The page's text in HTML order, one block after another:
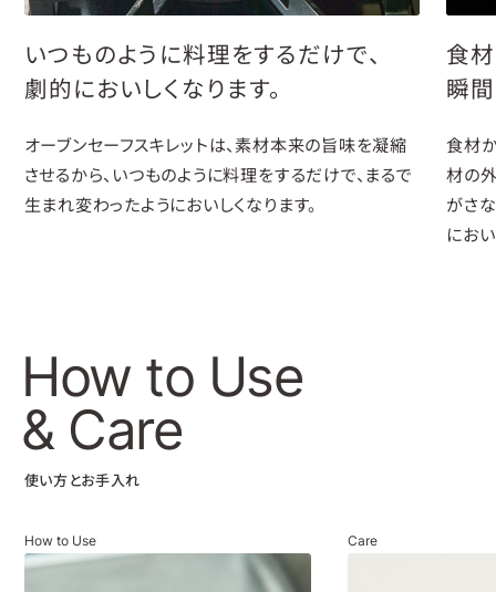
いつものように料理をするだけで、
劇的においしくなります。
オーブンセーフスキレットは、素材本来の旨味を凝縮
させるから、いつものように料理をするだけで、まるで
生まれ変わったようにおいしくなります。
食
瞬
食材
材の
がさ
におい
How to Use
& Care
使い方とお手入れ
How to Use Care